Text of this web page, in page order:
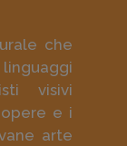
che
visivi
e i
arte